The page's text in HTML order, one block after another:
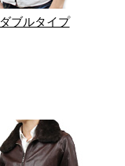
ダブルタイプ